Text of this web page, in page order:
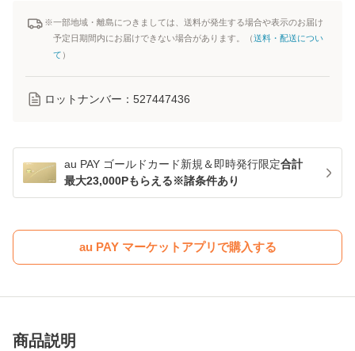
※一部地域・離島につきましては、送料が発生する場合や表示のお届け
予定日期間内にお届けできない場合があります。（送料・配送につい
て ）
ロットナンバー： 527447436
au PAY ゴールドカード新規＆即時発行限定合計
最大23,000Pもらえる※諸条件あり
au PAY マーケットアプリで購入する
商品説明